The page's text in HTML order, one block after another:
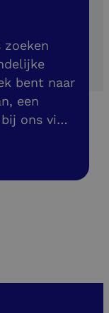
zoeken
bent naar
een
ons vind